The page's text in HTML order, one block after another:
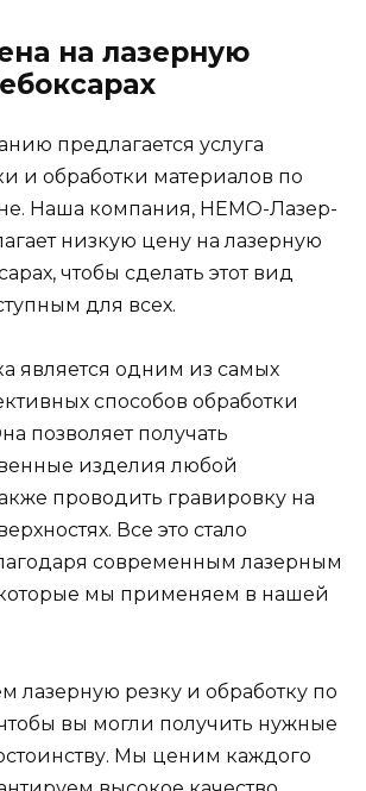
на лазерную
предлагается услуга
и обработки материалов по
Наша компания, НЕМО-Лазер-
низкую цену на лазерную
чтобы сделать этот вид
для всех.
является одним из самых
способов обработки
позволяет получать
изделия любой
проводить гравировку на
Все это стало
современным лазерным
мы применяем в нашей
лазерную резку и обработку по
вы могли получить нужные
Мы ценим каждого